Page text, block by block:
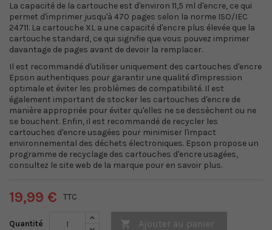
La capacité de la cartouche est d'environ 11,5 ml d'encre, ce qui
permet d'imprimer jusqu'à 470 pages selon la norme ISO/IEC
24711. La cartouche XL a une capacité d'encre plus élevée que la
cartouche standard, ce qui signifie que vous pouvez imprimer
davantage de pages avant de devoir la remplacer.
Il est recommandé d'utiliser uniquement des cartouches d'encre
Epson authentiques pour garantir une qualité d'impression
optimale et éviter les problèmes de compatibilité. Il est
également important de stocker les cartouches d'encre de
manière appropriée pour éviter qu'elles ne se dessèchent ou ne
se bouchent. Enfin, il est recommandé de recycler les
cartouches d'encre usagées pour minimiser l'impact
environnemental des déchets électroniques. Epson propose un
programme de recyclage des cartouches d'encre usagées,
consultez le site web de la marque pour en savoir plus.
19,99 € TTC
Quantité  Ajouter au panier